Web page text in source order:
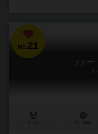
No.21
フォー